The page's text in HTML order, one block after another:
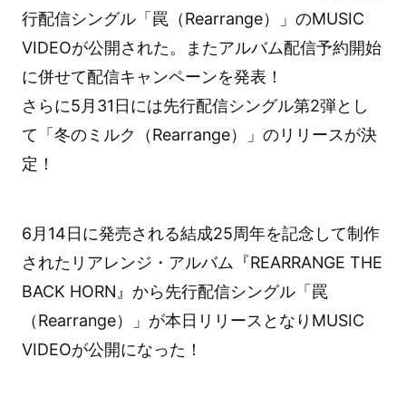
行配信シングル「罠（Rearrange）」のMUSIC
VIDEOが公開された。またアルバム配信予約開始
に併せて配信キャンペーンを発表！
さらに5月31日には先行配信シングル第2弾とし
て「冬のミルク（Rearrange）」のリリースが決
定！
6月14日に発売される結成25周年を記念して制作
されたリアレンジ・アルバム『REARRANGE THE
BACK HORN』から先行配信シングル「罠
（Rearrange）」が本日リリースとなりMUSIC
VIDEOが公開になった！